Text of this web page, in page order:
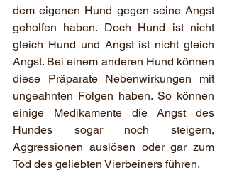
dem eigenen Hund gegen seine Angst
geholfen haben. Doch Hund ist nicht
gleich Hund und Angst ist nicht gleich
Angst. Bei einem anderen Hund können
diese Präparate Nebenwirkungen mit
ungeahnten Folgen haben. So können
einige Medikamente die Angst des
Hundes sogar noch steigern,
Aggressionen auslösen oder gar zum
Tod des geliebten Vierbeiners führen.